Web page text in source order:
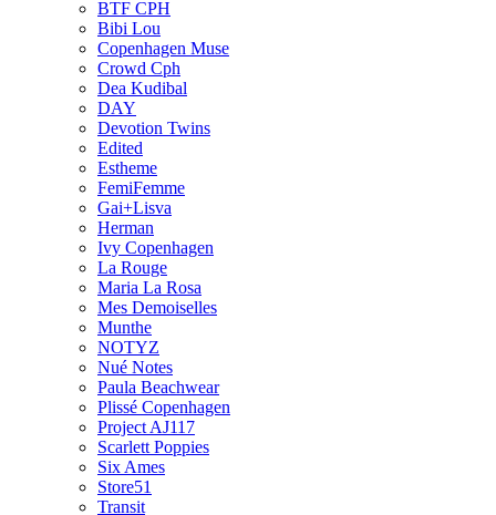
BTF CPH
Bibi Lou
Copenhagen Muse
Crowd Cph
Dea Kudibal
DAY
Devotion Twins
Edited
Estheme
FemiFemme
Gai+Lisva
Herman
Ivy Copenhagen
La Rouge
Maria La Rosa
Mes Demoiselles
Munthe
NOTYZ
Nué Notes
Paula Beachwear
Plissé Copenhagen
Project AJ117
Scarlett Poppies
Six Ames
Store51
Transit